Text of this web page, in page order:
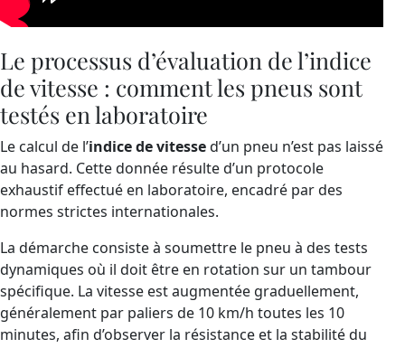
Le processus d’évaluation de l’indice
de vitesse : comment les pneus sont
testés en laboratoire
Le calcul de l’indice de vitessed’un pneu n’est pas laissé
au hasard. Cette donnée résulte d’un protocole
exhaustif effectué en laboratoire, encadré par des
normes strictes internationales.
La démarche consiste à soumettre le pneu à des tests
dynamiques où il doit être en rotation sur un tambour
spécifique. La vitesse est augmentée graduellement,
généralement par paliers de 10 km/h toutes les 10
minutes, afin d’observer la résistance et la stabilité du